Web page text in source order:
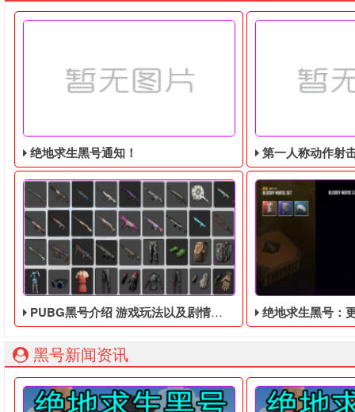
绝地求生黑号通知！
绝地求生黑号： 质保时间内找回换号！ 绝地求生白号： 四无
第一人称动作射击游戏《绝地
2036年，世界上
PUBG黑号介绍 游戏玩法以及剧情背景讲解 绝地求生黑号：更新了不
黑号新闻资讯